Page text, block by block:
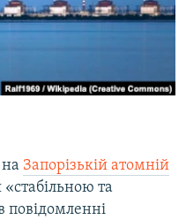
Запорізькій атомній
та
повідомленні